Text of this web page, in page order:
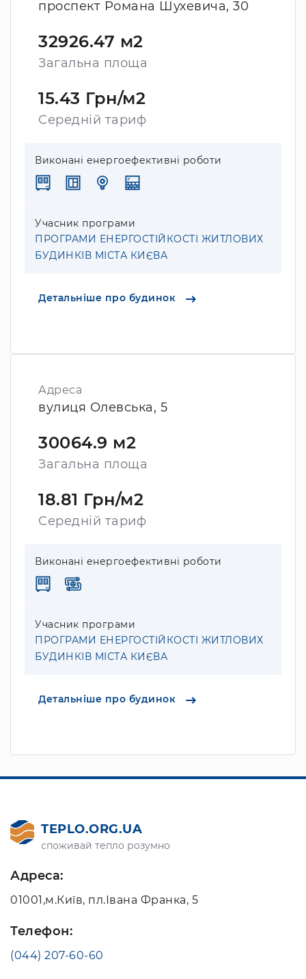
проспект Романа Шухевича, 30
32926.47 м2
Загальна площа
15.43 Грн/м2
Середній тариф
Виконані енергоефективні роботи
Учасник програми
ПРОГРАМИ ЕНЕРГОСТІЙКОСТІ ЖИТЛОВИХ
БУДИНКІВ МІСТА КИЄВА
Детальніше про будинок
Адреса
вулиця Олевська, 5
30064.9 м2
Загальна площа
18.81 Грн/м2
Середній тариф
Виконані енергоефективні роботи
Учасник програми
ПРОГРАМИ ЕНЕРГОСТІЙКОСТІ ЖИТЛОВИХ
БУДИНКІВ МІСТА КИЄВА
Детальніше про будинок
TEPLO.ORG.UA
споживай тепло розумно
Адреса:
01001,м.Київ, пл.Івана Франка, 5
Телефон:
(044) 207-60-60